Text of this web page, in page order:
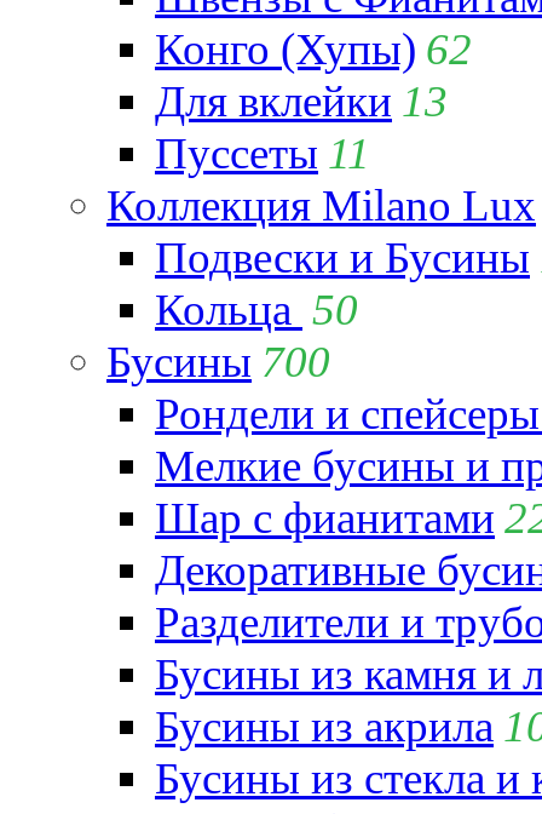
Конго (Хупы) 62
Для вклейки 13
Пуссеты 11
Коллекция Milano Lux
Подвески и Бусины
Кольца 50
Бусины 700
Рондели и
Мелкие бусины и
Шар с фианитами
Декоративные
Разделители и
Бусины из камня и
Бусины из акрила
Бусины из стекла и